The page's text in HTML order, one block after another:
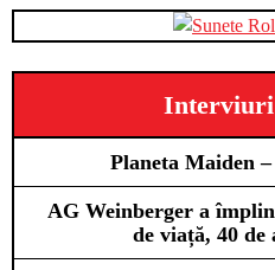
Interviuri
Planeta Maiden
AG Weinberger a
de viață, 40 de